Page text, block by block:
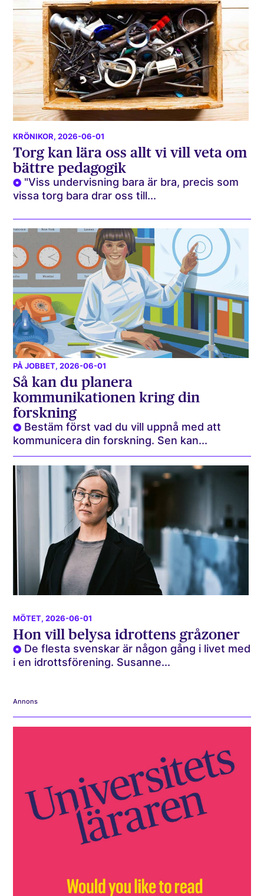
KRÖNIKOR, 2026-06-01
Torg kan lära oss allt vi vill veta om
bättre pedagogik
"Viss undervisning bara är bra, precis som
vissa torg bara drar oss till...
PÅ JOBBET, 2026-06-01
Så kan du planera
kommunikationen kring din
forskning
Bestäm först vad du vill uppnå med att
kommunicera din forskning. Sen kan...
MÖTET, 2026-06-01
Hon vill belysa idrottens gråzoner
De flesta svenskar är någon gång i livet med
i en idrottsförening. Susanne...
Annons